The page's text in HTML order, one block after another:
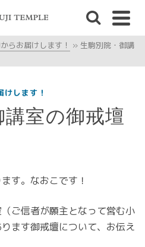
らお届けします！ » 生駒別院・御講
けします！
室の御戒壇
す。なおこです！
ご信者が願主となって営む小
ます御戒壇について、お伝え